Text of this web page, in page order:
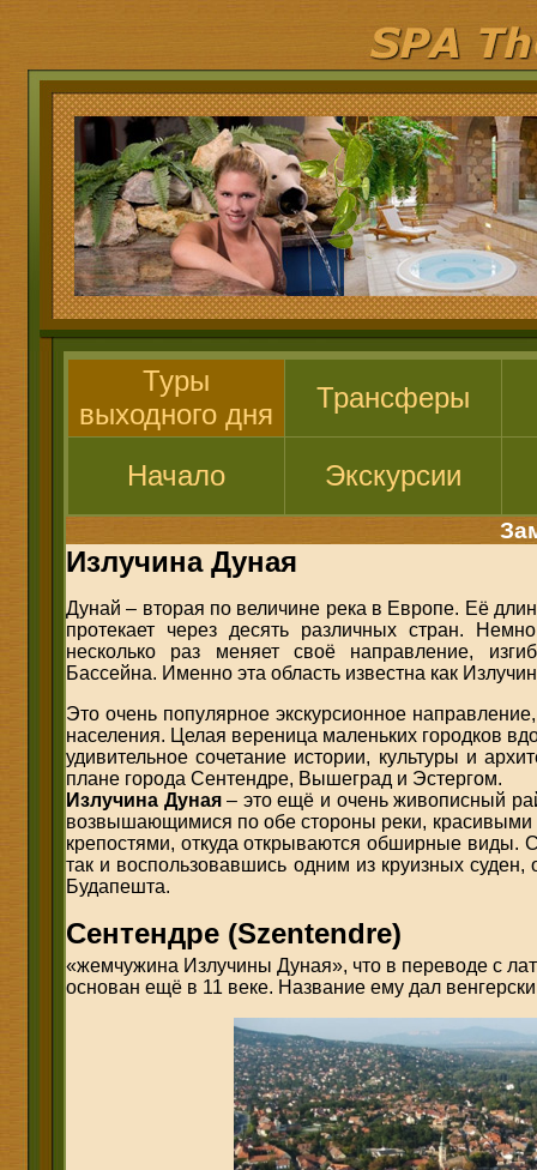
Туры
выходного дня
Трансферы
Начало Экскурсии
Излучина Дуная
Дунай – вторая по величине река в Европе. Её
протекает через десять различных стран.
несколько раз меняет своё направление,
Бассейна. Именно эта область известна как
Это очень популярное экскурсионное
населения. Целая вереница маленьких городков
удивительное сочетание истории, культуры и
плане города Сентендре, Вышеград и Эстергом.
Излучина Дуная– это ещё и очень живописный
возвышающимися по обе стороны реки,
крепостями, откуда открываются обширные
так и воспользовавшись одним из круизных
Будапешта.
Сентендре (Szentendre)
«жемчужина Излучины Дуная», что в переводе с
основан ещё в 11 веке. Название ему дал